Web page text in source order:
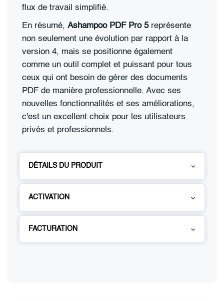
flux de travail simplifié.
En résumé, Ashampoo PDF Pro 5représente
non seulement une évolution par rapport à la
version 4, mais se positionne également
comme un outil complet et puissant pour tous
ceux qui ont besoin de gérer des documents
PDF de manière professionnelle. Avec ses
nouvelles fonctionnalités et ses améliorations,
c'est un excellent choix pour les utilisateurs
privés et professionnels.
DÉTAILS DU PRODUIT
ACTIVATION
FACTURATION